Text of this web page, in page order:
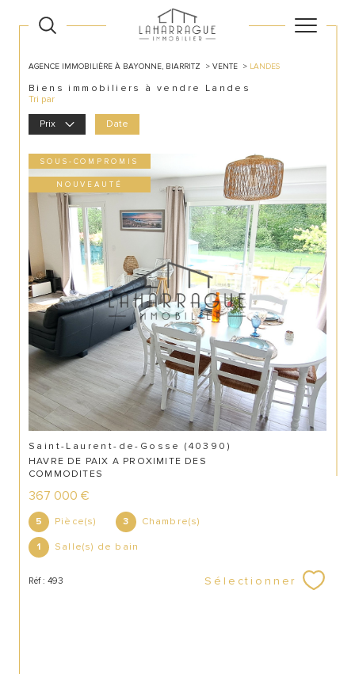
AGENCE IMMOBILIÈRE À BAYONNE, BIARRITZ VENTE LANDES
Biens immobiliers à vendre Landes
Tri par
Prix Date
SOUS-COMPROMIS
NOUVEAUTÉ
Saint-Laurent-de-Gosse (40390)
HAVRE DE PAIX A PROXIMITE DES
COMMODITES
367 000 €
5 Pièce(s) 3 Chambre(s)
1 Salle(s) de bain
Réf : 493 Sélectionner